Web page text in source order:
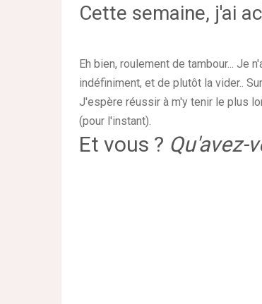
Cette semaine, j'ai
Eh bien, roulement de tambour... Je
indéfiniment, et de plutôt la vider..
J'espère réussir à m'y tenir le plus
(pour l'instant).
Et vous ? Qu'avez-